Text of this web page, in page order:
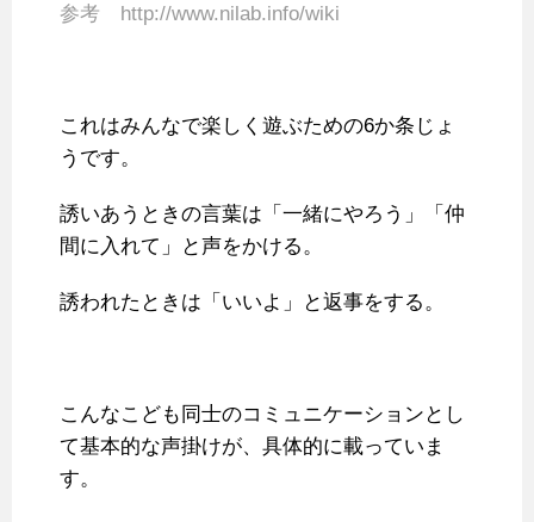
参考 http://www.nilab.info/wiki
これはみんなで楽しく遊ぶための6か条じょ
うです。
誘いあうときの言葉は「一緒にやろう」「仲
間に入れて」と声をかける。
誘われたときは「いいよ」と返事をする。
こんなこども同士のコミュニケーションとし
て基本的な声掛けが、具体的に載っていま
す。